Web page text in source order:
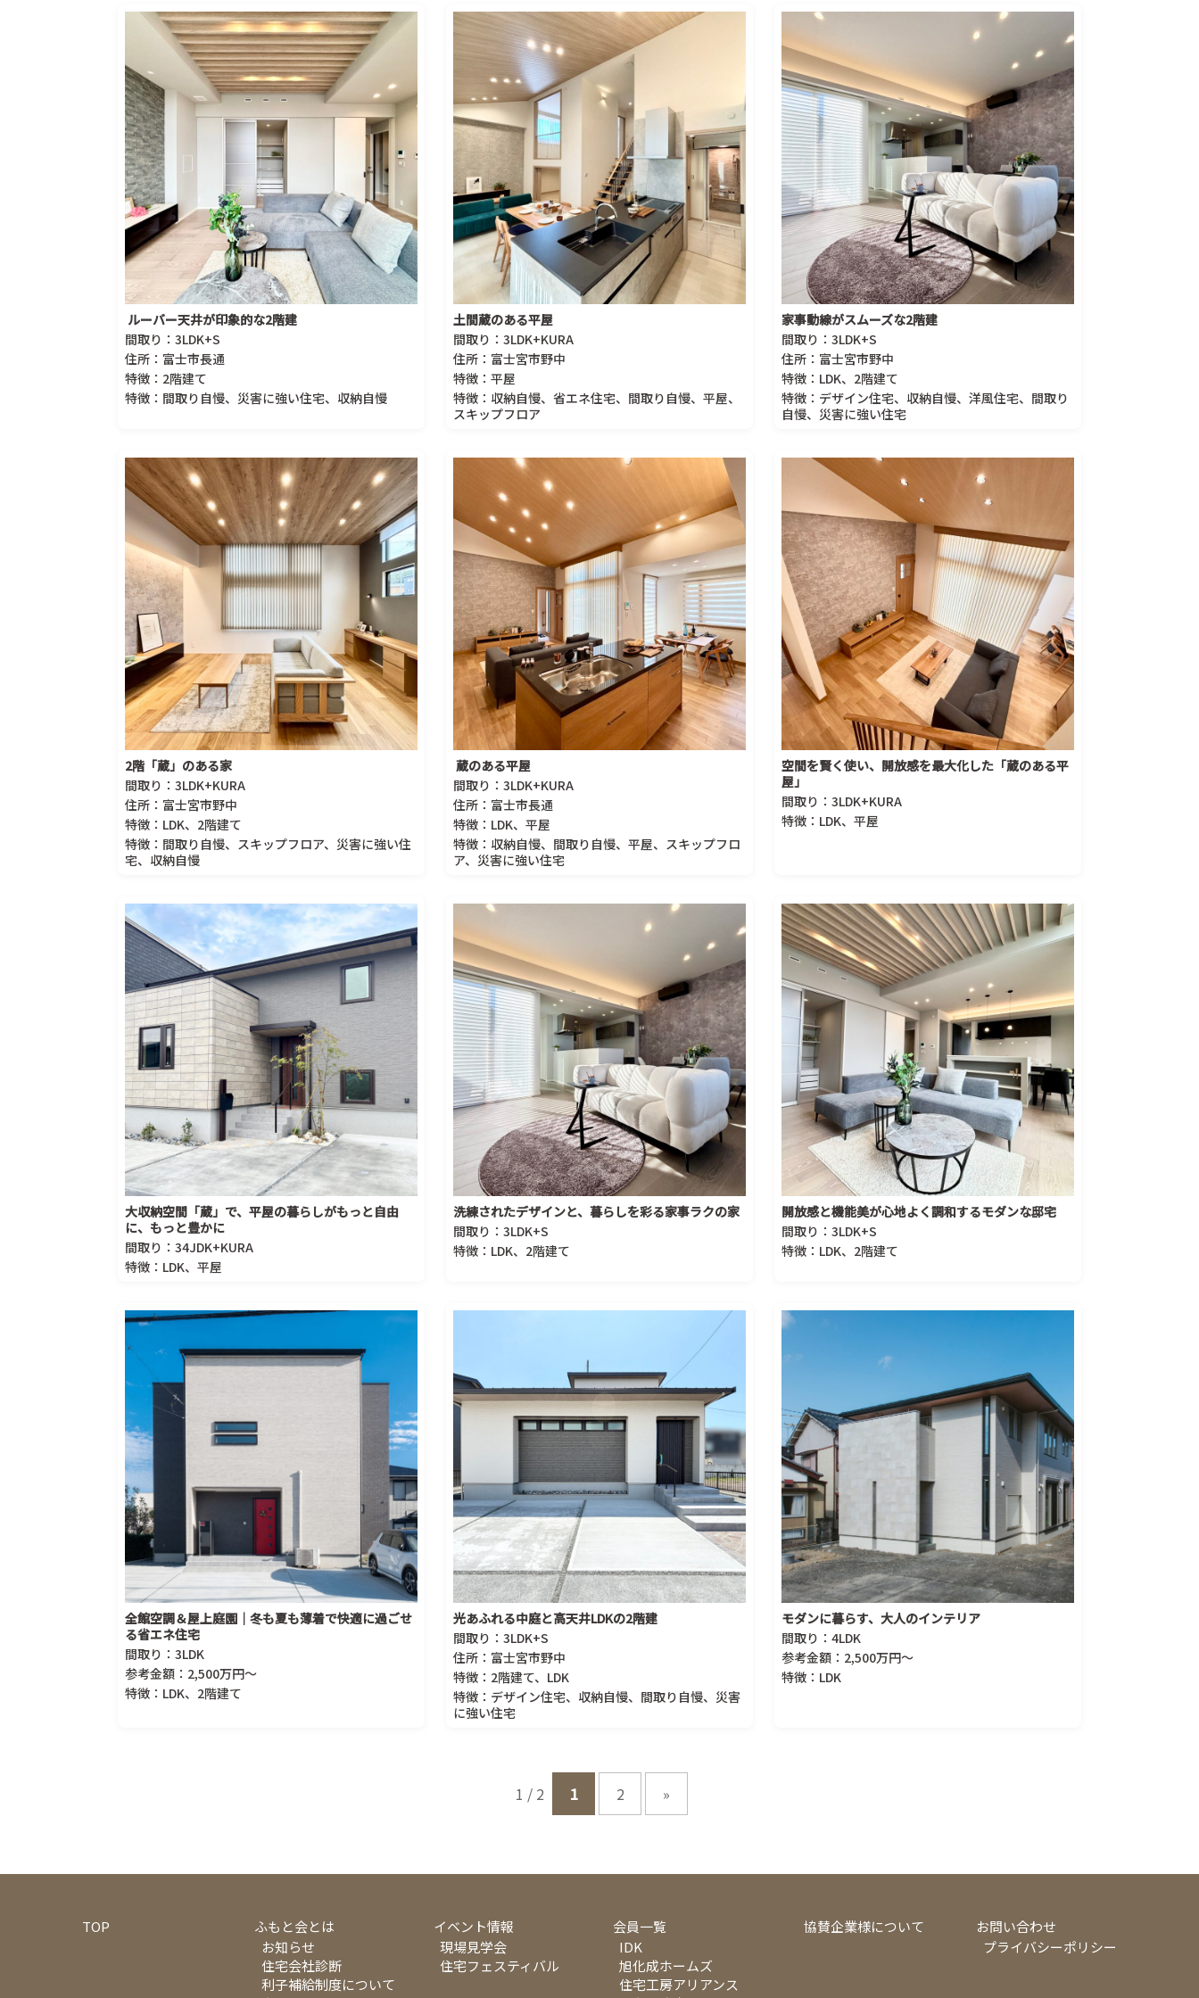
ルーバー天井が印象的な2階建
間取り：3LDK+S
住所：富士市長通
特徴：2階建て
特徴：間取り自慢、災害に強い住宅、収納自慢
土間蔵のある平屋
間取り：3LDK+KURA
住所：富士宮市野中
特徴：平屋
特徴：収納自慢、省エネ住宅、間取り自慢、平屋、
スキップフロア
家事動線がスムーズな2階建
間取り：3LDK+S
住所：富士宮市野中
特徴：LDK、2階建て
特徴：デザイン住宅、収納自慢、洋風住宅、間取り
自慢、災害に強い住宅
2階「蔵」のある家
間取り：3LDK+KURA
住所：富士宮市野中
特徴：LDK、2階建て
特徴：間取り自慢、スキップフロア、災害に強い住
宅、収納自慢
蔵のある平屋
間取り：3LDK+KURA
住所：富士市長通
特徴：LDK、平屋
特徴：収納自慢、間取り自慢、平屋、スキップフロ
ア、災害に強い住宅
空間を賢く使い、開放感を最大化した「蔵のある平
屋」
間取り：3LDK+KURA
特徴：LDK、平屋
大収納空間「蔵」で、平屋の暮らしがもっと自由
に、もっと豊かに
間取り：34JDK+KURA
特徴：LDK、平屋
洗練されたデザインと、暮らしを彩る家事ラクの家
間取り：3LDK+S
特徴：LDK、2階建て
開放感と機能美が心地よく調和するモダンな邸宅
間取り：3LDK+S
特徴：LDK、2階建て
全館空調＆屋上庭園｜冬も夏も薄着で快適に過ごせ
る省エネ住宅
間取り：3LDK
参考金額：2,500万円～
特徴：LDK、2階建て
光あふれる中庭と高天井LDKの2階建
間取り：3LDK+S
住所：富士宮市野中
特徴：2階建て、LDK
特徴：デザイン住宅、収納自慢、間取り自慢、災害
に強い住宅
モダンに暮らす、大人のインテリア
間取り：4LDK
参考金額：2,500万円～
特徴：LDK
1 / 2 1 2 »
TOP
ふもと会とは
お知らせ
住宅会社診断
利子補給制度について
イベント情報
現場見学会
住宅フェスティバル
会員一覧
IDK
旭化成ホームズ
住宅工房アリアンス
協賛企業様について
お問い合わせ
プライバシーポリシー